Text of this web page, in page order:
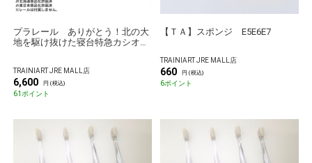
プラレール ありがとう！北の大
地を駆け抜けた寝台特急カシオペ
TRAINIART JRE MALL店
6,600 円 (税込)
61ポイント
【ＴＡ】スポンジ E5E6E7
TRAINIART JRE MALL店
660 円 (税込)
6ポイント